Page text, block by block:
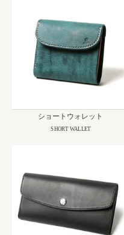
ショートウォレット
SHORT WALLET